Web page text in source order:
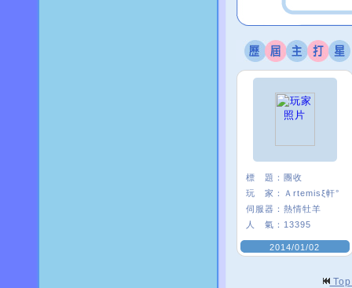
標 題： 團收
玩 家：
Ａrtemisξ軒°
伺服器： 熱情牡羊
人 氣： 13395
2014/01/02